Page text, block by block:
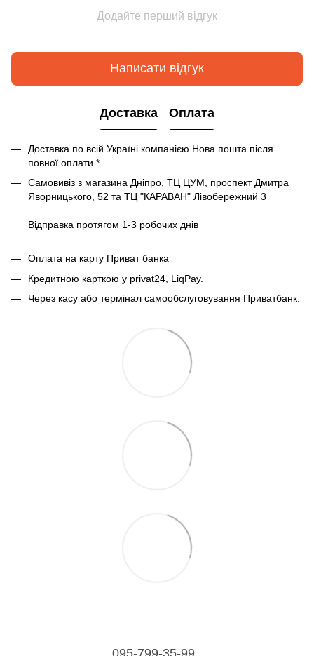
Додайте перший відгук
Написати відгук
Доставка Оплата
Доставка по всій Україні компанією Нова пошта після
повної оплати *
Самовивіз з магазина Дніпро, ТЦ ЦУМ, проспект Дмитра
Яворницького, 52 та ТЦ "КАРАВАН" Лівобережний 3
Відправка протягом 1-3 робочих днів
Оплата на карту Приват банка
Кредитною карткою у privat24, LiqPay.
Через касу або термінал самообслуговування Приватбанк.